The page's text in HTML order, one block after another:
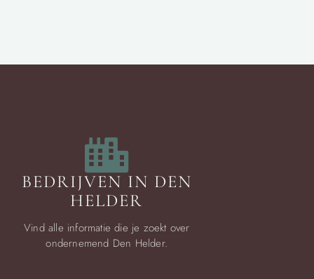
BEDRIJVEN IN DEN
HELDER
Vind alle informatie die je zoekt over
ondernemend Den Helder.